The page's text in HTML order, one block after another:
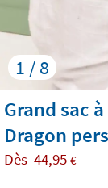
1 / 8
Grand sac
Dragon
Dès 44,95 €